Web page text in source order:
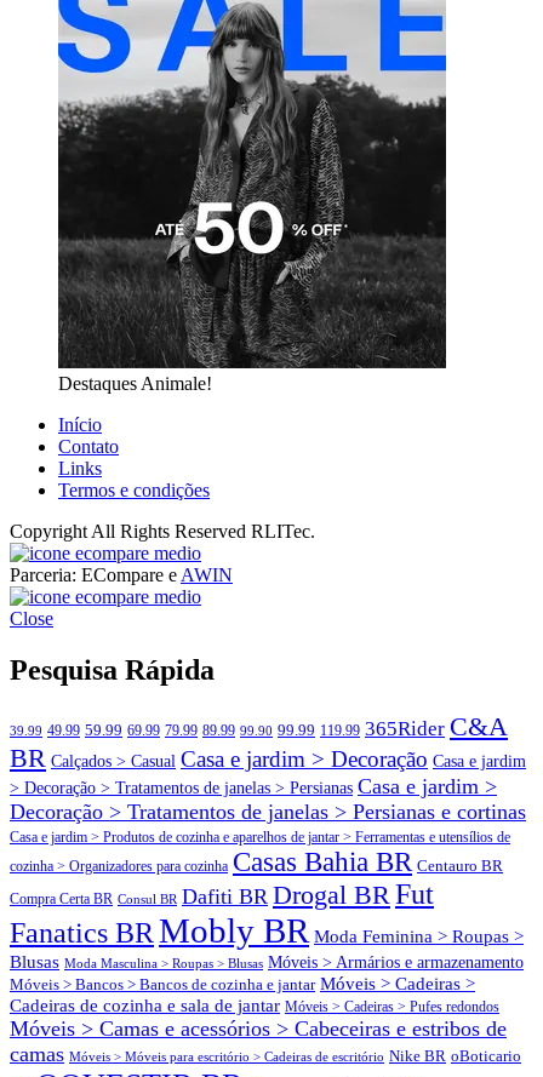
Destaques Animale!
Início
Contato
Links
Termos e condições
Copyright All Rights Reserved RLITec.
ECompare e EConomize nas Lojas dos principais Marketplaces
brasileiros
Parceria: ECompare e AWIN
brasileiros
Close
Pesquisa Rápida
39.99 49.99 59.99 69.99 79.99 89.99 99.90 99.99 119.99 365Rider C&A
BR Calçados > Casual Casa e jardim > Decoração Casa e jardim
> Decoração > Tratamentos de janelas > Persianas Casa e jardim >
Decoração > Tratamentos de janelas > Persianas e cortinas
Casa e jardim > Produtos de cozinha e aparelhos de jantar > Ferramentas e utensílios de
cozinha > Organizadores para cozinha Casas Bahia BR Centauro BR
Compra Certa BR Consul BR Dafiti BR Drogal BR Fut
Fanatics BR Mobly BR Moda Feminina > Roupas >
Blusas Moda Masculina > Roupas > Blusas Móveis > Armários e armazenamento
Móveis > Bancos > Bancos de cozinha e jantar Móveis > Cadeiras >
Cadeiras de cozinha e sala de jantar Móveis > Cadeiras > Pufes redondos
Móveis > Camas e acessórios > Cabeceiras e estribos de
camas Móveis > Móveis para escritório > Cadeiras de escritório Nike BR oBoticario